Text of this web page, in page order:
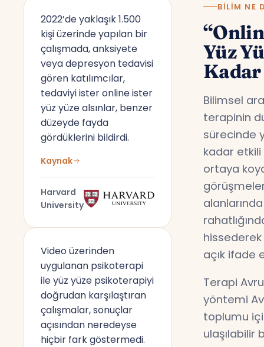
2022’de yaklaşık 1.500
kişi üzerinde yapılan bir
çalışmada, anksiyete
veya depresyon tedavisi
gören katılımcılar,
tedaviyi ister online ister
yüz yüze alsınlar, benzer
düzeyde fayda
gördüklerini bildirdi.
Kaynak
Harvard
University
Video üzerinden
uygulanan psikoterapi
ile yüz yüze psikoterapiyi
doğrudan karşılaştıran
çalışmalar, sonuçlar
açısından neredeyse
hiçbir fark göstermedi.
BILIM NE
Yüz
Bilimsel
terapinin
sürecinde
kadar
ortaya
açık ifade
Terapi
yöntemi
toplumu
ulaşılabilir